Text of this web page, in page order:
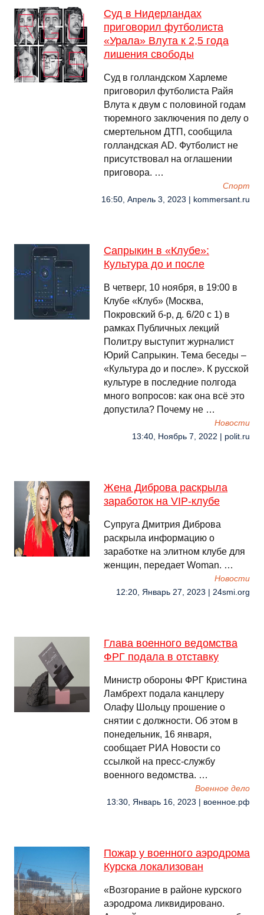
Суд в Нидерландах
приговорил футболиста
«Урала» Влута к 2,5 года
лишения свободы
Суд в голландском Харлеме
приговорил футболиста Райя
Влута к двум с половиной годам
тюремного заключения по делу о
смертельном ДТП, сообщила
голландская AD. Футболист не
присутствовал на оглашении
приговора. …
Спорт
16:50, Апрель 3, 2023 | kommersant.ru
Сапрыкин в «Клубе»:
Культура до и после
В четверг, 10 ноября, в 19:00 в
Клубе «Клуб» (Москва,
Покровский б-р, д. 6/20 с 1) в
рамках Публичных лекций
Полит.ру выступит журналист
Юрий Сапрыкин. Тема беседы –
«Культура до и после». К русской
культуре в последние полгода
много вопросов: как она всё это
допустила? Почему не …
Новости
13:40, Ноябрь 7, 2022 | polit.ru
Жена Диброва раскрыла
заработок на VIP-клубе
Супруга Дмитрия Диброва
раскрыла информацию о
заработке на элитном клубе для
женщин, передает Woman. …
Новости
12:20, Январь 27, 2023 | 24smi.org
Глава военного ведомства
ФРГ подала в отставку
Министр обороны ФРГ Кристина
Ламбрехт подала канцлеру
Олафу Шольцу прошение о
снятии с должности. Об этом в
понедельник, 16 января,
сообщает РИА Новости со
ссылкой на пресс-службу
военного ведомства. …
Военное дело
13:30, Январь 16, 2023 | военное.рф
Пожар у военного аэродрома
Курска локализован
«Возгорание в районе курского
аэродрома ликвидировано.